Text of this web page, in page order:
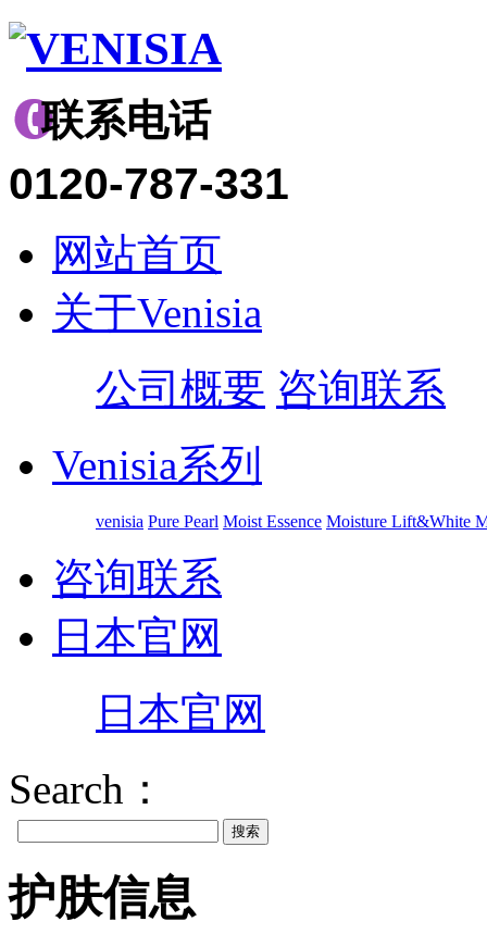
联系电话
0120-787-331
网站首页
关于Venisia
公司概要 咨询联系
Venisia系列
venisia Pure Pearl Moist Essence Moisture Lift&White
咨询联系
日本官网
日本官网
Search：
护肤信息